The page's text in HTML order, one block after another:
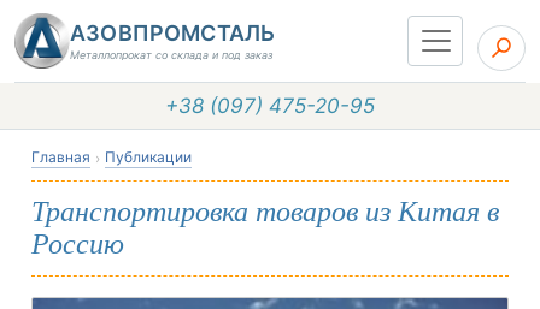
АЗОВПРОМСТАЛЬ
Металлопрокат со склада и под заказ
+38 (097) 475-20-95
Главная Публикации
Транспортировка товаров из Китая в
Россию